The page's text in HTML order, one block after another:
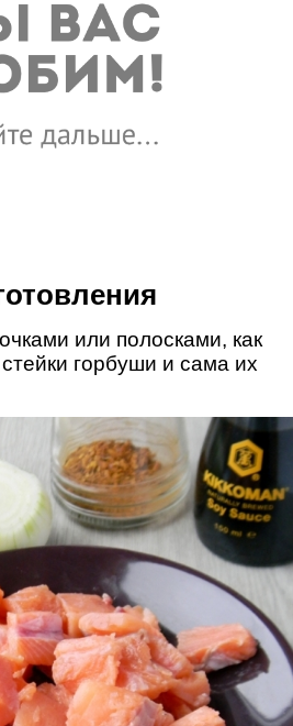
или полосками, как
горбуши и сама их